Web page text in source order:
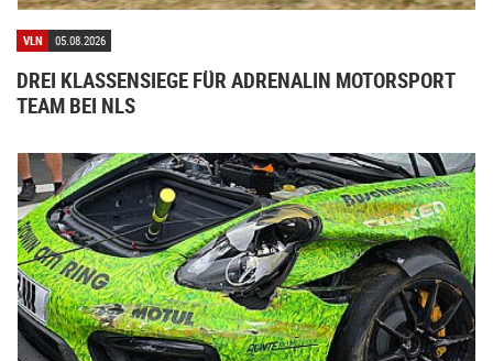
VLN 05.08.2026
DREI KLASSENSIEGE FÜR ADRENALIN MOTORSPORT
TEAM BEI NLS